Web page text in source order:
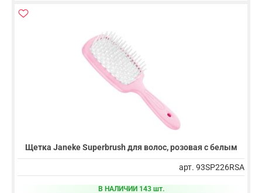
Щетка Janeke Superbrush для волос, розовая с белым
арт. 93SP226RSA
В НАЛИЧИИ 143 шт.